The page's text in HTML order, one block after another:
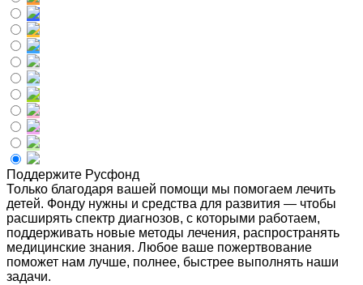
Поддержите Русфонд
Только благодаря вашей помощи мы помогаем лечить
детей. Фонду нужны и средства для развития — чтобы
расширять спектр диагнозов, с которыми работаем,
поддерживать новые методы лечения, распространять
медицинские знания. Любое ваше пожертвование
поможет нам лучше, полнее, быстрее выполнять наши
задачи.